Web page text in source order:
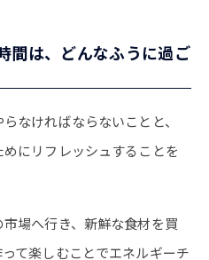
間は、どんなふうに過ご
なければならないことと、
にリフレッシュすることを
場へ行き、新鮮な食材を買
て楽しむことでエネルギーチ